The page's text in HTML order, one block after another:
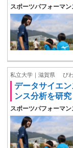
スポーツパフォーマ
私立大学｜滋賀県 び
データサイエ
ンス分析を研究
スポーツパフォーマ